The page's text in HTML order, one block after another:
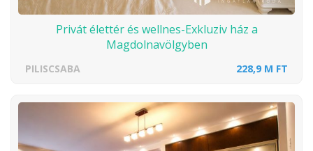
Privát élettér és wellnes-Exkluziv ház a
Magdolnavölgyben
PILISCSABA 228,9 M FT